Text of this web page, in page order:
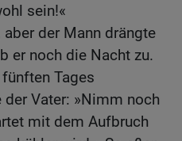
sein!«
der Mann drängte
er noch die Nacht zu.
Tages
Vater: »Nimm noch
mit dem Aufbruch